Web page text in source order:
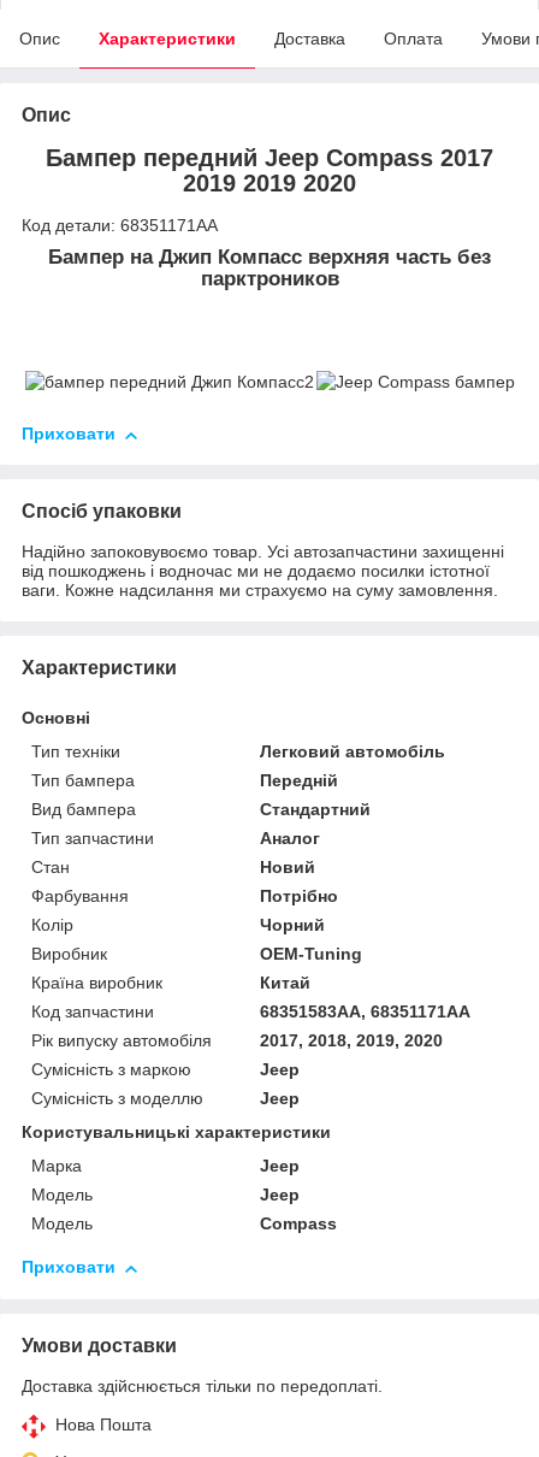
Опис Характеристики Доставка Оплата Умови
Опис
Бампер передний Jeep Compass 2017
2019 2019 2020
Код детали: 68351171AA
Бампер на Джип Компасс верхняя часть без
парктроников
Приховати
Спосіб упаковки
Надійно запоковувоємо товар. Усі автозапчастини захищенні
від пошкоджень і водночас ми не додаємо посилки істотної
ваги. Кожне надсилання ми страхуємо на суму замовлення.
Характеристики
Основні
Тип техніки
Легковий автомобіль
Тип бампера
Передній
Вид бампера
Стандартний
Тип запчастини
Аналог
Стан
Новий
Фарбування
Потрібно
Колір
Чорний
Виробник
OEM-Tuning
Країна виробник
Китай
Код запчастини
68351583AA, 68351171AA
Рік випуску автомобіля
2017, 2018, 2019, 2020
Сумісність з маркою
Jeep
Сумісність з моделлю
Jeep
Користувальницькі характеристики
Марка
Jeep
Модель
Jeep
Мoдель
Compass
Приховати
Умови доставки
Доставка здійснюється тільки по передоплаті.
Нова Пошта